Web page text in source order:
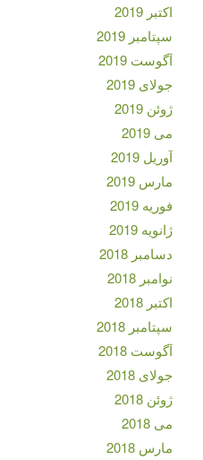
اکتبر 2019
سپتامبر 2019
آگوست 2019
جولای 2019
ژوئن 2019
می 2019
آوریل 2019
مارس 2019
فوریه 2019
ژانویه 2019
دسامبر 2018
نوامبر 2018
اکتبر 2018
سپتامبر 2018
آگوست 2018
جولای 2018
ژوئن 2018
می 2018
مارس 2018